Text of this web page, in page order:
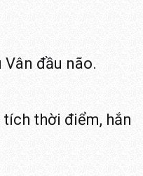
Vân đầu não.
thời điểm, hắn